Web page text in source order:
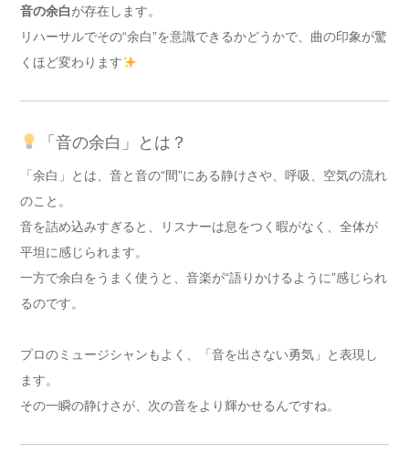
音の余白が存在します。
リハーサルでその“余白”を意識できるかどうかで、曲の印象が驚
くほど変わります
「音の余白」とは？
「余白」とは、音と音の“間”にある静けさや、呼吸、空気の流れ
のこと。
音を詰め込みすぎると、リスナーは息をつく暇がなく、全体が
平坦に感じられます。
一方で余白をうまく使うと、音楽が“語りかけるように”感じられ
るのです。
プロのミュージシャンもよく、「音を出さない勇気」と表現し
ます。
その一瞬の静けさが、次の音をより輝かせるんですね。